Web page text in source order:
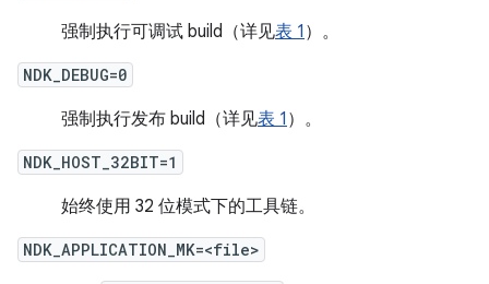
强制执行可调试 build（详见表 1 ）。
NDK_DEBUG=0
强制执行发布 build（详见表 1 ）。
NDK_HOST_32BIT=1
始终使用 32 位模式下的工具链。
NDK_APPLICATION_MK=<file>